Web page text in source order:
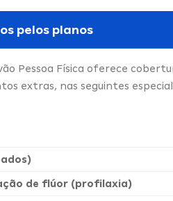
pelos planos
Pessoa Física oferece
extras, nas seguintes
de flúor (profilaxia)